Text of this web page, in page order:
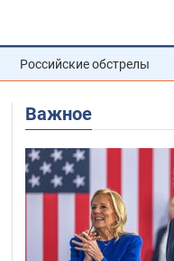
Российские обстрелы
Важное